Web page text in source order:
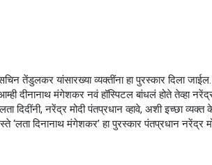
तेंडुलकर यांसारख्या व्यक्तींना हा पुरस्कार दिला
आम्ही दीनानाथ मंगेशकर नवं हॉस्पिटल बांधलं होते तेव्हा
दिदींनी, नरेंद्र मोदी पंतप्रधान व्हावे, अशी इच्छा
‘लता दिनानाथ मंगेशकर’ हा पुरस्कार पंतप्रधान नरेंद्र